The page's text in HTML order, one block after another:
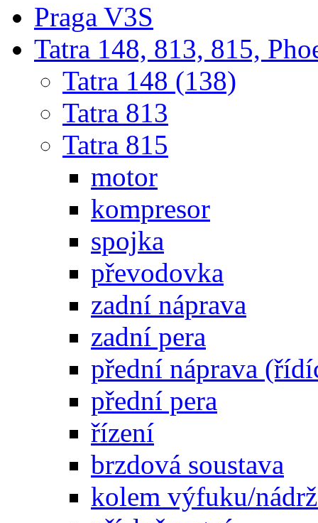
Praga V3S
Tatra 148, 813, 815,
Tatra 148 (138)
Tatra 813
Tatra 815
motor
kompresor
spojka
převodovka
zadní náprava
zadní pera
přední náprava
přední pera
řízení
brzdová soustava
kolem výfuku/